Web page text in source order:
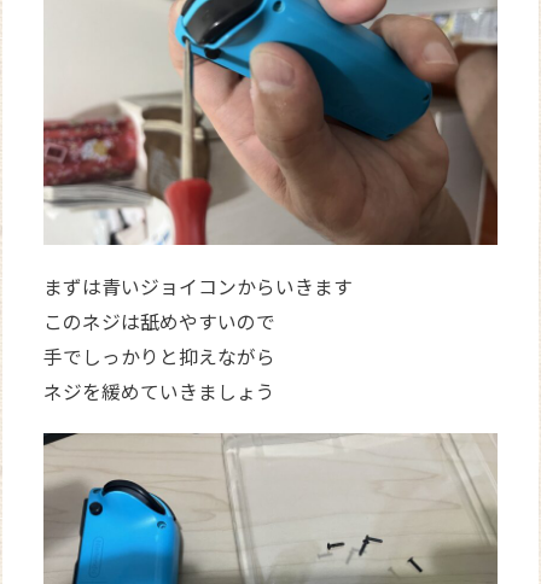
まずは青いジョイコンからいきます
このネジは舐めやすいので
手でしっかりと抑えながら
ネジを緩めていきましょう